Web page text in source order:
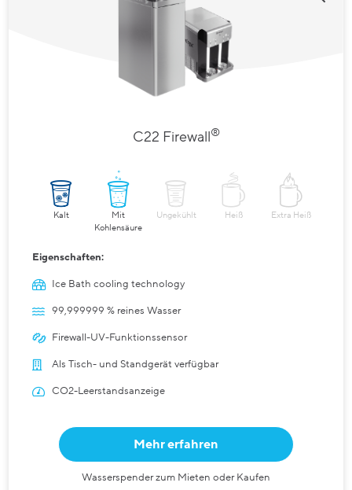
C22 Firewall®
Kalt
Mit
Kohlensäure
Ungekühlt Heiß Extra Heiß
Eigenschaften:
Ice Bath cooling technology
99,999999 % reines Wasser
Firewall-UV-Funktionssensor
Als Tisch- und Standgerät verfügbar
CO2-Leerstandsanzeige
Mehr erfahren
Wasserspender zum Mieten oder Kaufen